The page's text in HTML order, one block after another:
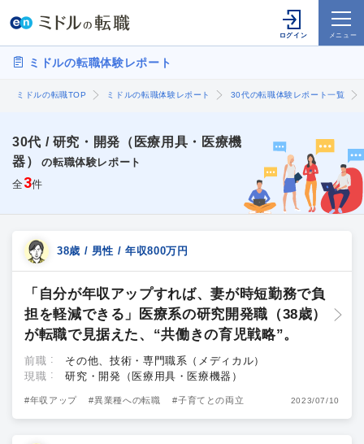
ミドルの転職体験レポート
ミドルの転職TOP ミドルの転職体験レポート 30代の転職体験レポート一覧
30代 / 研究・開発（医療用具・医療機
器）
の転職体験レポート
全3件
38歳 / 男性 / 年収800万円
「自分が年収アップすれば、妻が時短勤務で負
担を軽減できる」医療系の研究開発職（38歳）
が転職で見据えた、“共働きの育児戦略”。
前職
その他、技術・専門職系（メディカル）
現職
研究・開発（医療用具・医療機器）
#年収アップ #異業種への転職 #子育てとの両立 2023/07/10